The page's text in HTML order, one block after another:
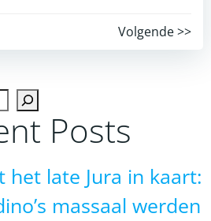
Post
navigation
Volgende >>
Posts
het late Jura in kaart:
massaal werden